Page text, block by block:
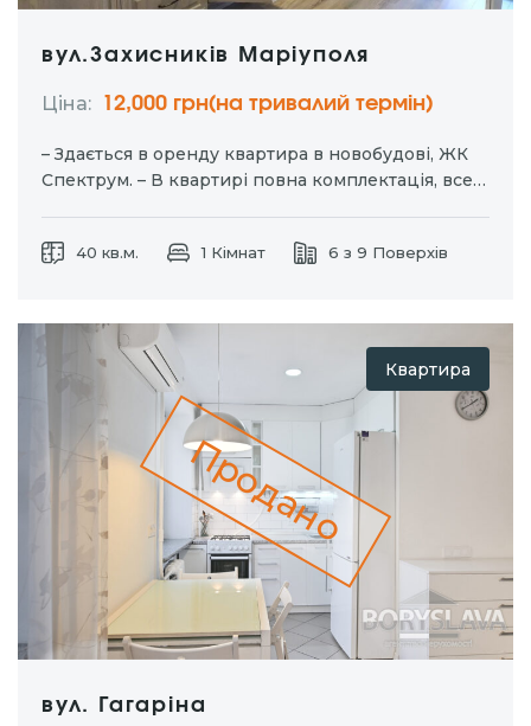
вул.Захисників Маріуполя
Ціна: 12,000 грн(на тривалий термін)
– Здається в оренду квартира в новобудові, ЖК
Спектрум. – В квартирі повна комплектація, все
двоспальне ліжко, диван, укомплектована кухня.
40 кв.м. 1 Кімнат 6 з 9 Поверхів
Квартира
Продано
вул. Гагаріна